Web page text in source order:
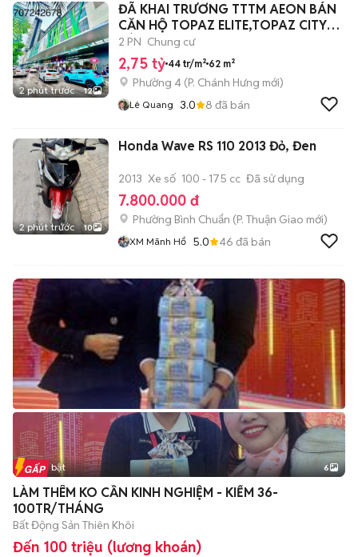
2 phút trước 12
ĐÃ KHAI TRƯƠNG TTTM AEON BÁN
CĂN HỘ TOPAZ ELITE,TOPAZ CITY
SÁT Q5
2 PN Chung cư
2,75 tỷ 44 tr/m² 62 m²
Phường 4 (P. Chánh Hưng mới)
Lê Quang 3.0 8 đã bán
2 phút trước 10
Honda Wave RS 110 2013 Đỏ, Đen
2013 Xe số 100 - 175 cc Đã sử dụng
7.800.000 đ
Phường Bình Chuẩn (P. Thuận Giao mới)
XM Mãnh Hổ 5.0 46 đã bán
+2
Tin nổi bật 6
LÀM THÊM KO CẦN KINH NGHIỆM - KIẾM 36-
100TR/THÁNG
Bất Động Sản Thiên Khôi
Đến 100 triệu (lương khoán)